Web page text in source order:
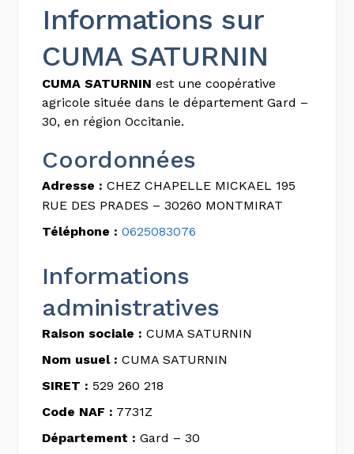
Informations sur
CUMA SATURNIN
CUMA SATURNIN est une coopérative
agricole située dans le département Gard –
30, en région Occitanie.
Coordonnées
Adresse : CHEZ CHAPELLE MICKAEL 195
RUE DES PRADES – 30260 MONTMIRAT
Téléphone : 0625083076
Informations
administratives
Raison sociale : CUMA SATURNIN
Nom usuel : CUMA SATURNIN
SIRET : 529 260 218
Code NAF : 7731Z
Département : Gard – 30